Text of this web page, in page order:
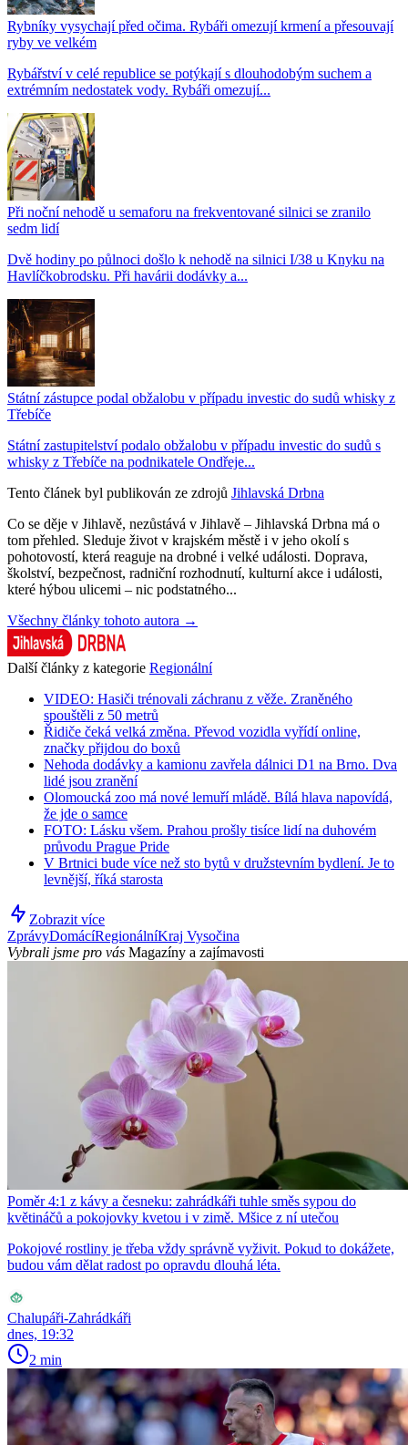
Rybníky vysychají před očima. Rybáři omezují krmení a přesouvají
ryby ve velkém
Rybářství v celé republice se potýkají s dlouhodobým suchem a
extrémním nedostatek vody. Rybáři omezují...
Při noční nehodě u semaforu na frekventované silnici se zranilo
sedm lidí
Dvě hodiny po půlnoci došlo k nehodě na silnici I/38 u Knyku na
Havlíčkobrodsku. Při havárii dodávky a...
Státní zástupce podal obžalobu v případu investic do sudů whisky z
Třebíče
Státní zastupitelství podalo obžalobu v případu investic do sudů s
whisky z Třebíče na podnikatele Ondřeje...
Tento článek byl publikován ze zdrojů Jihlavská Drbna
Co se děje v Jihlavě, nezůstává v Jihlavě – Jihlavská Drbna má o
tom přehled. Sleduje život v krajském městě i v jeho okolí s
pohotovostí, která reaguje na drobné i velké události. Doprava,
školství, bezpečnost, radniční rozhodnutí, kulturní akce i události,
které hýbou ulicemi – nic podstatného...
Všechny články tohoto autora →
Další články z kategorie Regionální
VIDEO: Hasiči trénovali záchranu z věže. Zraněného
spouštěli z 50 metrů
Řidiče čeká velká změna. Převod vozidla vyřídí online,
značky přijdou do boxů
Nehoda dodávky a kamionu zavřela dálnici D1 na Brno. Dva
lidé jsou zranění
Olomoucká zoo má nové lemuří mládě. Bílá hlava napovídá,
že jde o samce
FOTO: Lásku všem. Prahou prošly tisíce lidí na duhovém
průvodu Prague Pride
V Brtnici bude více než sto bytů v družstevním bydlení. Je to
levnější, říká starosta
Zobrazit více
ZprávyDomácíRegionálníKraj Vysočina
Vybrali jsme pro vás Magazíny a zajímavosti
Poměr 4:1 z kávy a česneku: zahrádkáři tuhle směs sypou do
květináčů a pokojovky kvetou i v zimě. Mšice z ní utečou
Pokojové rostliny je třeba vždy správně vyživit. Pokud to dokážete,
budou vám dělat radost po opravdu dlouhá léta.
Chalupáři-Zahrádkáři
dnes, 19:32
2 min